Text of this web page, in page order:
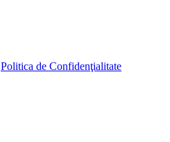
Politica de Confidenţialitate